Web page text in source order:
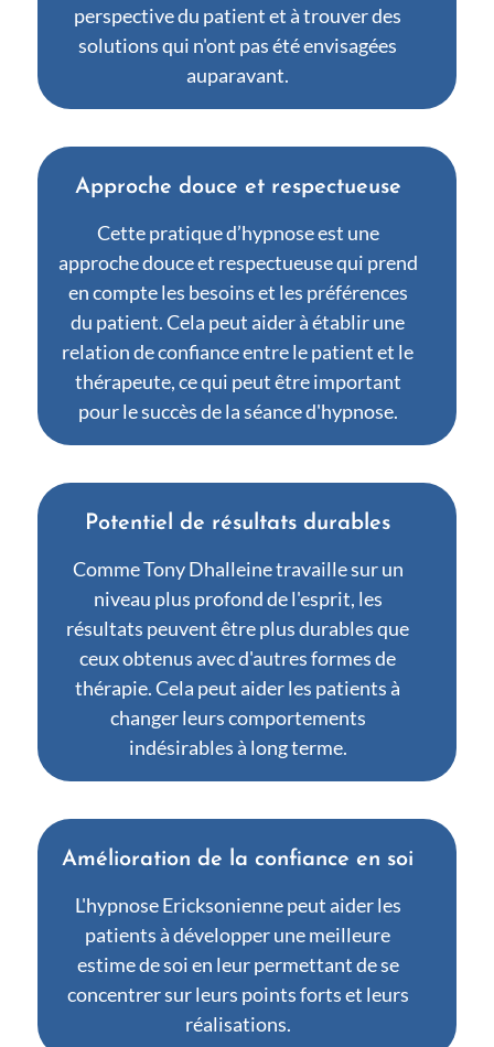
perspective du patient et à trouver des
solutions qui n'ont pas été envisagées
auparavant.
Approche douce et respectueuse
Cette pratique d’hypnose est une
approche douce et respectueuse qui prend
en compte les besoins et les préférences
du patient. Cela peut aider à établir une
relation de confiance entre le patient et le
thérapeute, ce qui peut être important
pour le succès de la séance d'hypnose.
Potentiel de résultats durables
Comme Tony Dhalleine travaille sur un
niveau plus profond de l'esprit, les
résultats peuvent être plus durables que
ceux obtenus avec d'autres formes de
thérapie. Cela peut aider les patients à
changer leurs comportements
indésirables à long terme.
Amélioration de la confiance en soi
L'hypnose Ericksonienne peut aider les
patients à développer une meilleure
estime de soi en leur permettant de se
concentrer sur leurs points forts et leurs
réalisations.